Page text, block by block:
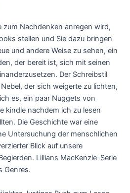
zum Nachdenken anregen wird,
stellen und Sie dazu bringen
und andere Weise zu sehen, ein
der bereit ist, sich mit seinen
Der Schreibstil
der sich weigerte zu lichten,
es, ein paar Nuggets von
kindle nachdem ich zu lesen
Die Geschichte war eine
Untersuchung der menschlichen
Blick auf unsere
Lillians MacKenzie-Serie
Genres.